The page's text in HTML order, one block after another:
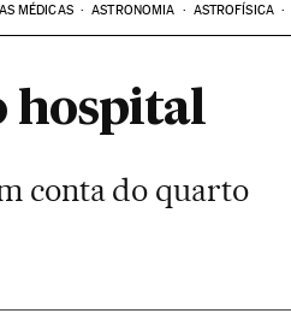
MÉDICAS ASTRONOMIA ASTROFÍSICA
hospital
conta do quarto